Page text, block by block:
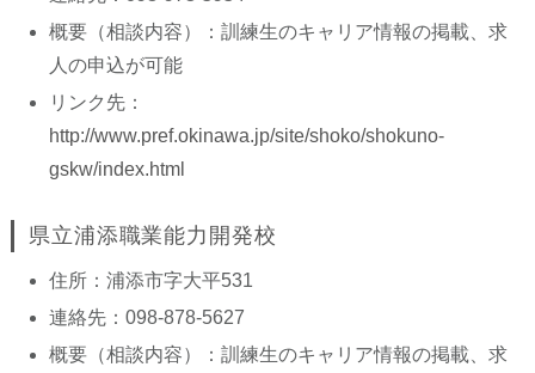
概要（相談内容）：訓練生のキャリア情報の掲載、求
人の申込が可能
リンク先：
http://www.pref.okinawa.jp/site/shoko/shokuno-
gskw/index.html
県立浦添職業能力開発校
住所：浦添市字大平531
連絡先：098-878-5627
概要（相談内容）：訓練生のキャリア情報の掲載、求